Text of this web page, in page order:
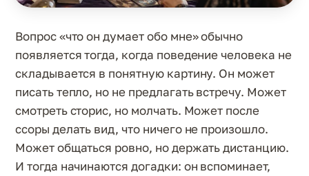
Вопрос «что он думает обо мне» обычно
появляется тогда, когда поведение человека не
складывается в понятную картину. Он может
писать тепло, но не предлагать встречу. Может
смотреть сторис, но молчать. Может после
ссоры делать вид, что ничего не произошло.
Может общаться ровно, но держать дистанцию.
И тогда начинаются догадки: он вспоминает,